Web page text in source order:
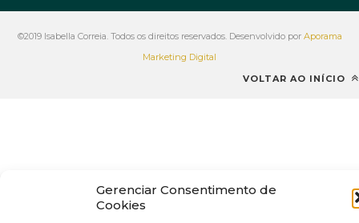
Gerenciar Consentimento de
Cookies
©2019 Isabella Correia. Todos os direitos reservados. Desenvolvido por Aporama
Marketing Digital
VOLTAR AO INÍCIO